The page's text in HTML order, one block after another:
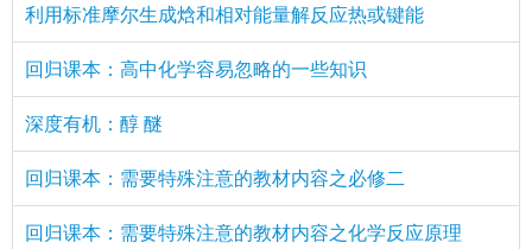
利用标准摩尔生成焓和相对能量解反应热或键能
回归课本：高中化学容易忽略的一些知识
深度有机：醇 醚
回归课本：需要特殊注意的教材内容之必修二
回归课本：需要特殊注意的教材内容之化学反应原理